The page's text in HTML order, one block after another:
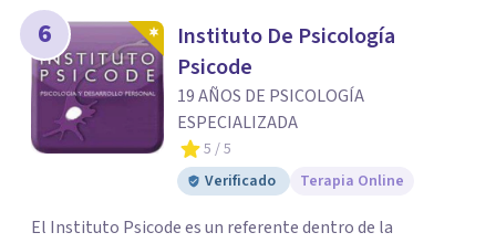
6
Instituto De Psicología
Psicode
19 AÑOS DE PSICOLOGÍA
ESPECIALIZADA
5 / 5
Verificado
Terapia Online
El Instituto Psicode es un referente dentro de la